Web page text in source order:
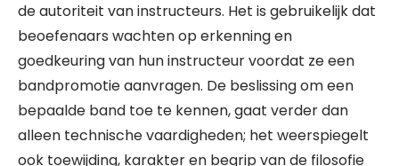
de autoriteit van instructeurs. Het is gebruikelijk dat
beoefenaars wachten op erkenning en
goedkeuring van hun instructeur voordat ze een
bandpromotie aanvragen. De beslissing om een
bepaalde band toe te kennen, gaat verder dan
alleen technische vaardigheden; het weerspiegelt
ook toewijding, karakter en begrip van de filosofie